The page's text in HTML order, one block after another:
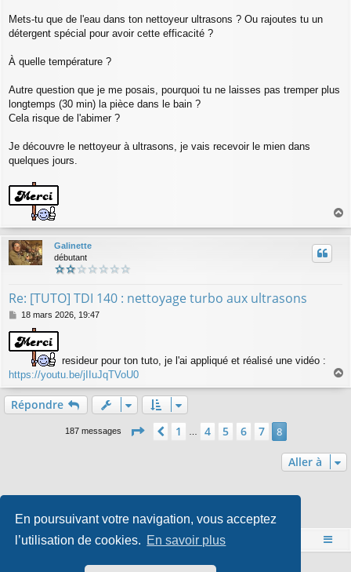
En poursuivant votre navigation, vous acceptez
l’utilisation de cookies. En savoir plus
a
g
Mets-tu que de l'eau dans ton nettoyeur ultrasons ? Ou rajoutes tu un
détergent spécial pour avoir cette efficacité ?
À quelle température ?
Autre question que je me posais, pourquoi tu ne laisses pas tremper plus
longtemps (30 min) la pièce dans le bain ?
Cela risque de l'abimer ?
Je découvre le nettoyeur à ultrasons, je vais recevoir le mien dans
quelques jours.
u
Galinette
débutant
Re: [TUTO] TDI 140 : nettoyage turbo aux ultrasons
M
s
s
g
18 mars 2026, 19:47
resideur pour ton tuto, je l'ai appliqué et réalisé une vidéo :
https://youtu.be/jIIuJqTVoU0
Répondre
187 messages Page 8sur 8
Précédente
1 4 5 6 7 8
Aller à
Qui est en ligne
Utilisateurs parcourant ce forum : Aucun utilisateur enregistré et 1 invité
Accueil Index du forum
Développé parphpBB® Forum Software © phpBB Limited